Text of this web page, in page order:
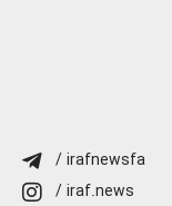
/ irafnewsfa
/ iraf.news